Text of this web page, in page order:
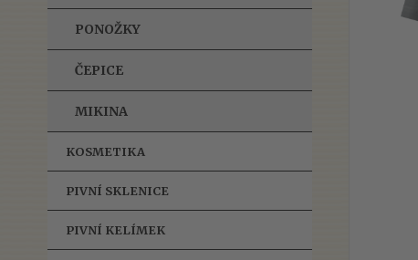
PONOŽKY
ČEPICE
MIKINA
KOSMETIKA
PIVNÍ SKLENICE
PIVNÍ KELÍMEK